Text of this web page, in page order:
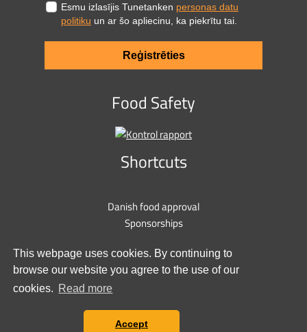
This webpage uses cookies. By continuing to
browse our website you agree to the use of our
cookies. Read more
Accept
Esmu izlasījis Tunetanken personas datu
politiku un ar šo apliecinu, ka piekrītu tai.
Reģistrēties
Food Safety
Shortcuts
Danish food approval
Sponsorships
Cookie policy
Contact us
Stationsvej 9